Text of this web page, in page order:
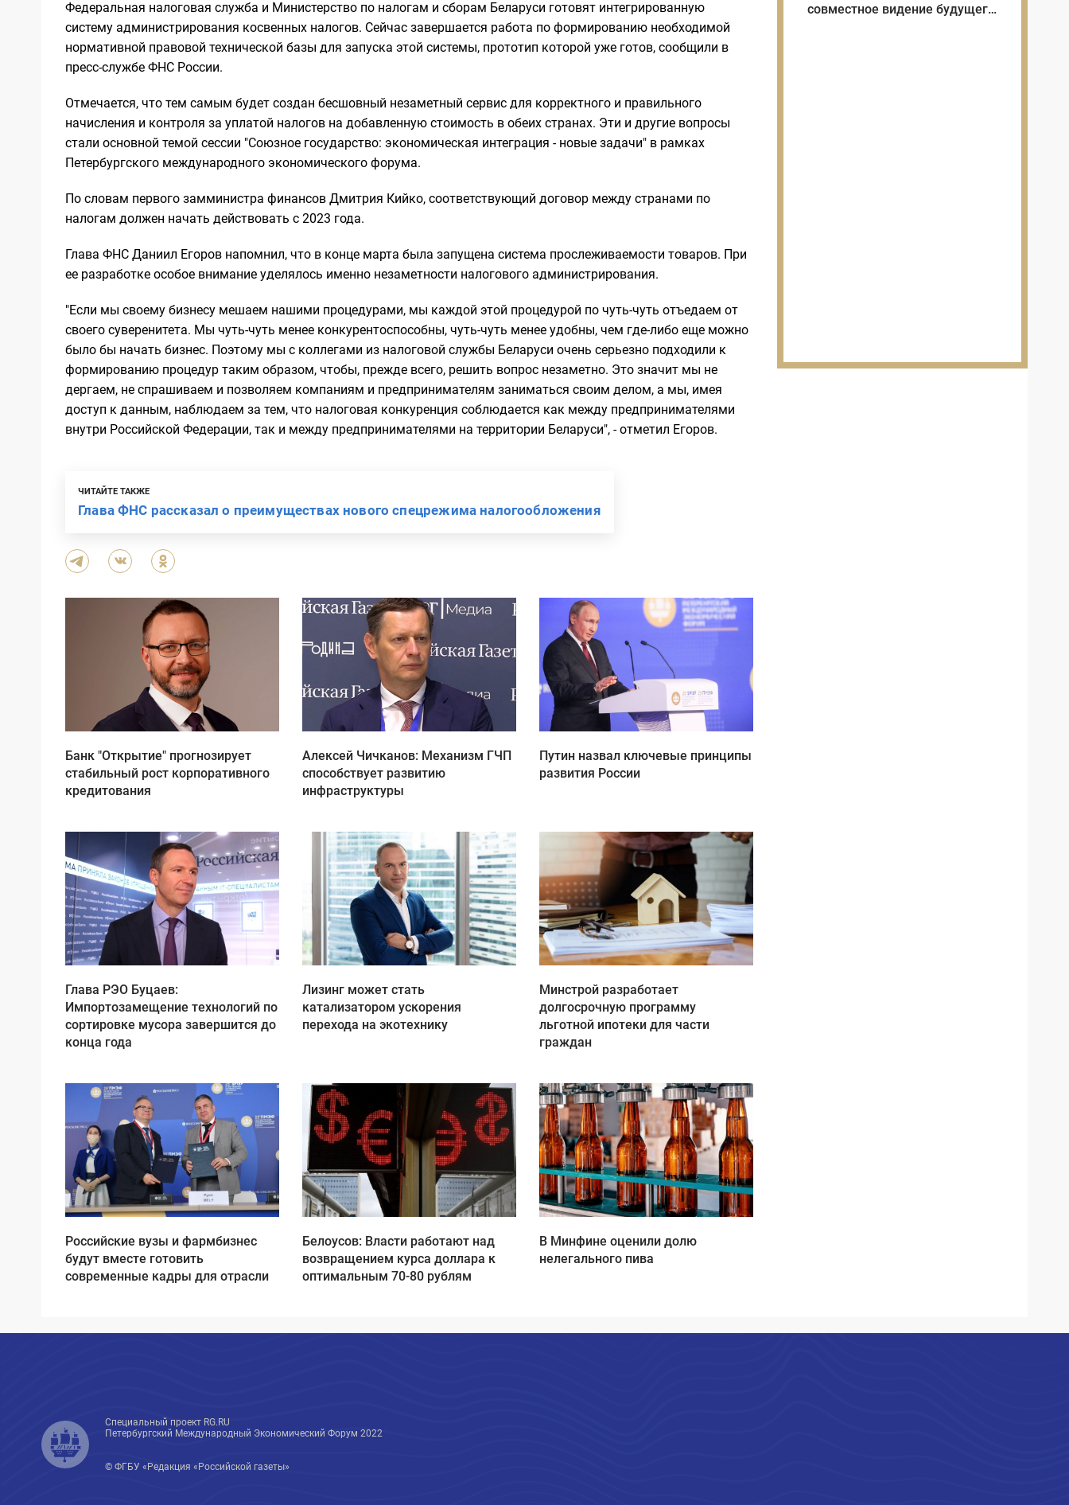
Федеральная налоговая служба и Министерство по налогам и сборам Беларуси готовят интегрированную
систему администрирования косвенных налогов. Сейчас завершается работа по формированию необходимой
нормативной правовой технической базы для запуска этой системы, прототип которой уже готов, сообщили в
пресс-службе ФНС России.
Отмечается, что тем самым будет создан бесшовный незаметный сервис для корректного и правильного
начисления и контроля за уплатой налогов на добавленную стоимость в обеих странах. Эти и другие вопросы
стали основной темой сессии "Союзное государство: экономическая интеграция - новые задачи" в рамках
Петербургского международного экономического форума.
По словам первого замминистра финансов Дмитрия Кийко, соответствующий договор между странами по
налогам должен начать действовать с 2023 года.
Глава ФНС Даниил Егоров напомнил, что в конце марта была запущена система прослеживаемости товаров. При
ее разработке особое внимание уделялось именно незаметности налогового администрирования.
"Если мы своему бизнесу мешаем нашими процедурами, мы каждой этой процедурой по чуть-чуть отъедаем от
своего суверенитета. Мы чуть-чуть менее конкурентоспособны, чуть-чуть менее удобны, чем где-либо еще можно
было бы начать бизнес. Поэтому мы с коллегами из налоговой службы Беларуси очень серьезно подходили к
формированию процедур таким образом, чтобы, прежде всего, решить вопрос незаметно. Это значит мы не
дергаем, не спрашиваем и позволяем компаниям и предпринимателям заниматься своим делом, а мы, имея
доступ к данным, наблюдаем за тем, что налоговая конкуренция соблюдается как между предпринимателями
внутри Российской Федерации, так и между предпринимателями на территории Беларуси", - отметил Егоров.
ЧИТАЙТЕ ТАКЖЕ
Глава ФНС рассказал о преимуществах нового спецрежима налогообложения
Банк "Открытие" прогнозирует
стабильный рост корпоративного
кредитования
Алексей Чичканов: Механизм ГЧП
способствует развитию
инфраструктуры
Путин назвал ключевые принципы
развития России
Глава РЭО Буцаев:
Импортозамещение технологий по
сортировке мусора завершится до
конца года
Лизинг может стать
катализатором ускорения
перехода на экотехнику
Минстрой разработает
долгосрочную программу
льготной ипотеки для части
граждан
Российские вузы и фармбизнес
будут вместе готовить
современные кадры для отрасли
Белоусов: Власти работают над
возвращением курса доллара к
оптимальным 70-80 рублям
В Минфине оценили долю
нелегального пива
совместное видение будущего
Специальный проект RG.RU
Петербургский Международный Экономический Форум 2022
© ФГБУ «Редакция «Российской газеты»